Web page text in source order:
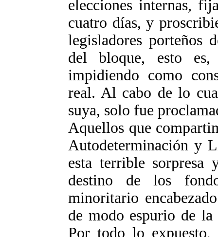
elecciones internas,
cuatro días, y
legisladores porteños
del bloque, esto
impidiendo como
real. Al cabo de lo
suya, solo fue
Aquellos que
Autodeterminación y
esta terrible sorpresa
destino de los
minoritario
de modo espurio de la
Por todo lo